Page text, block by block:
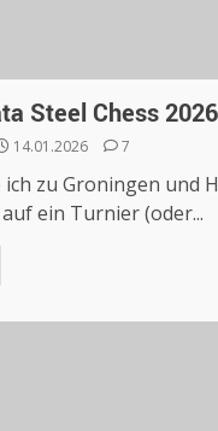
Steel Chess 2026
14.01.2026 7
zu Groningen und
ein Turnier (oder...